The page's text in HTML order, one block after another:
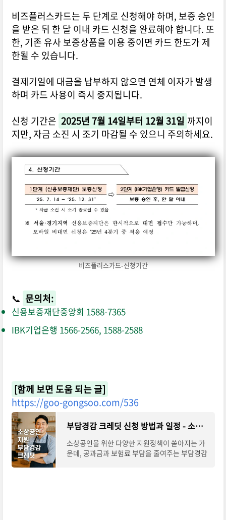
비즈플러스카드는 두 단계로 신청해야 하며, 보증 승인
을 받은 뒤 한 달 이내 카드 신청을 완료해야 합니다. 또
한, 기존 유사 보증상품을 이용 중이면 카드 한도가 제
한될 수 있습니다.
결제기일에 대금을 납부하지 않으면 연체 이자가 발생
하며 카드 사용이 즉시 중지됩니다.
신청 기간은 2025년 7월 14일부터 12월 31일 까지이
지만, 자금 소진 시 조기 마감될 수 있으니 주의하세요.
비즈플러스카드-신청기간
📞 문의처:
신용보증재단중앙회 1588-7365
IBK기업은행 1566-2566, 1588-2588
[함께 보면 도움 되는 글]
https://goo-gongsoo.com/536
부담경감 크레딧 신청 방법과 일정 - 소상공인 50만원 지원
소상공인을 위한 다양한 지원정책이 쏟아지는 가
운데, 공과금과 보험료 부담을 줄여주는 부담경감